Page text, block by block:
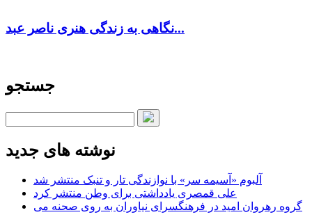
نگاهی به زندگی هنری ناصر عبد...
جستجو
نوشته های جدید
آلبوم «آسیمه سر» با نوازندگی تار و تنبک منتشر شد
علی قمصری یادداشتی برای وطن منتشر کرد
گروه رهروان امید در فرهنگسرای نیاوران به روی صحنه می